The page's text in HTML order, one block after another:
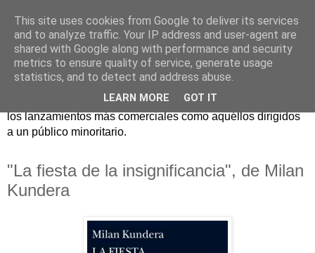
Críticas y reseñas de las principales novedades literarias
editadas en España. En Crítica de libros tienen cabida tanto
los lanzamientos más comerciales como aquéllos dirigidos
a un público minoritario.
"La fiesta de la insignificancia", de Milan
Kundera
This site uses cookies from Google to deliver its services
and to analyze traffic. Your IP address and user-agent are
shared with Google along with performance and security
metrics to ensure quality of service, generate usage
statistics, and to detect and address abuse.
LEARN MORE GOT IT